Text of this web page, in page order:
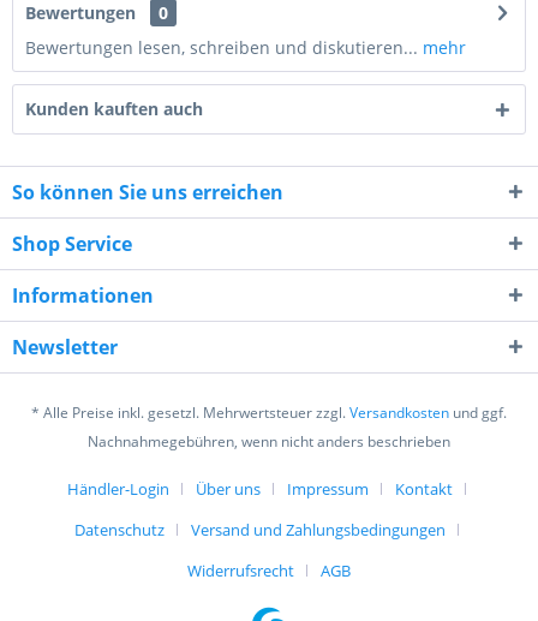
3 + 1 = ?
Ich habe die Datenschutzerklärung
verstanden und stimme zu. *
Mit * gekennzeichnete Felder sind Pflichtfelder.
Senden
Bewertungen
0
Bewertungen lesen, schreiben und diskutieren... mehr
Kunden kauften auch
So können Sie uns erreichen
Shop Service
Informationen
Newsletter
* Alle Preise inkl. gesetzl. Mehrwertsteuer zzgl.Versandkosten und ggf.
Nachnahmegebühren, wenn nicht anders beschrieben
Händler-Login Über uns Impressum
Kontakt
Datenschutz
Versand und Zahlungsbedingungen
Widerrufsrecht
AGB